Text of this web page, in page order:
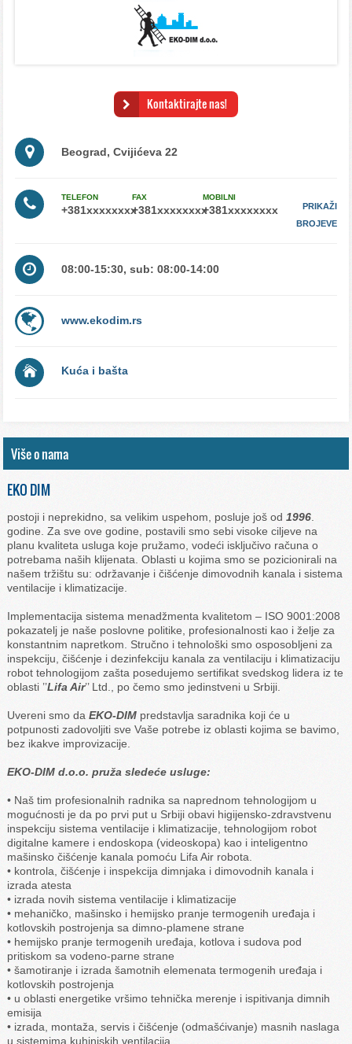
ventilaciju, filteri za masnocu, elektrostaticki filteri, filteri za eliminisanje
mirisa, filteri sa aktivnim ugljem, klimatizacija, klima sistemi, servisiranje
Kontaktirajte nas!
Beograd, Cvijićeva 22
TELEFON FAX MOBILNI
PRIKAŽI
BROJEVE
08:00-15:30, sub: 08:00-14:00
www.ekodim.rs
Kuća i bašta
Više o nama
EKO DIM
postoji i neprekidno, sa velikim uspehom, posluje još od1996
godine. Za sve ove godine, postavili smo sebi visoke ciljeve na
planu kvaliteta usluga koje pružamo, vodeći isključivo računa o
potrebama naših klijenata. Oblasti u kojima smo se pozicionirali na
našem tržištu su: održavanje i čišćenje dimovodnih kanala i sistema
ventilacije i klimatizacije.
Implementacija sistema menadžmenta kvalitetom – ISO 9001:2008
pokazatelj je naše poslovne politike, profesionalnosti kao i želje za
konstantnim napretkom. Stručno i tehnološki smo osposobljeni za
inspekciju, čišćenje i dezinfekciju kanala za ventilaciju i klimatizaciju
robot tehnologijom zašta posedujemo sertifikat svedskog lidera iz te
oblasti ’’Lifa Air’’ Ltd., po čemo smo jedinstveni u Srbiji.
Uvereni smo da EKO-DIM predstavlja saradnika koji će u
potpunosti zadovoljiti sve Vaše potrebe iz oblasti kojima se bavimo,
bez ikakve improvizacije.
EKO-DIM d.o.o. pruža sledeće usluge:
• Naš tim profesionalnih radnika sa naprednom tehnologijom u
mogućnosti je da po prvi put u Srbiji obavi higijensko-zdravstvenu
inspekciju sistema ventilacije i klimatizacije, tehnologijom robot
digitalne kamere i endoskopa (videoskopa) kao i inteligentno
mašinsko čišćenje kanala pomoću Lifa Air robota.
• kontrola, čišćenje i inspekcija dimnjaka i dimovodnih kanala i
izrada atesta
• izrada novih sistema ventilacije i klimatizacije
• mehaničko, mašinsko i hemijsko pranje termogenih uređaja i
kotlovskih postrojenja sa dimno-plamene strane
• hemijsko pranje termogenih uređaja, kotlova i sudova pod
pritiskom sa vodeno-parne strane
• šamotiranje i izrada šamotnih elemenata termogenih uređaja i
kotlovskih postrojenja
• u oblasti energetike vršimo tehnička merenje i ispitivanja dimnih
emisija
• izrada, montaža, servis i čišćenje (odmašćivanje) masnih naslaga
u sistemima kuhinjskih ventilacija